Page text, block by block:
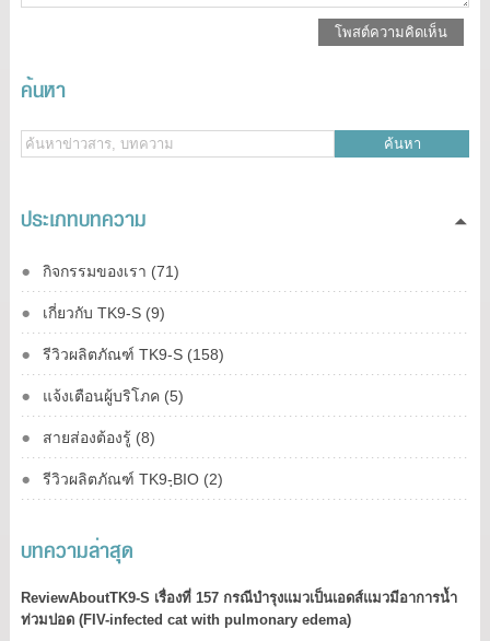
โพสต์ความคิดเห็น
ค้นหา
ค้นหา
ประเภทบทความ
กิจกรรมของเรา (71)
เกี่ยวกับ TK9-S (9)
รีวิวผลิตภัณฑ์ TK9-S (158)
แจ้งเตือนผู้บริโภค (5)
สายส่องต้องรู้ (8)
รีวิวผลิตภัณฑ์ TK9-ฺBIO (2)
บทความล่าสุด
ReviewAboutTK9-S เรื่องที่ 157 กรณีบำรุงแมวเป็นเอดส์แมวมีอาการน้ำ
ท่วมปอด (FIV-infected cat with pulmonary edema)